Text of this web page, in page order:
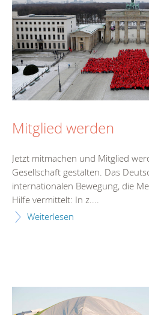
Mitglied werden
Jetzt mitmachen und Mitglied
Gesellschaft gestalten. Das
internationalen Bewegung, die
Hilfe vermittelt: In z....
Weiterlesen